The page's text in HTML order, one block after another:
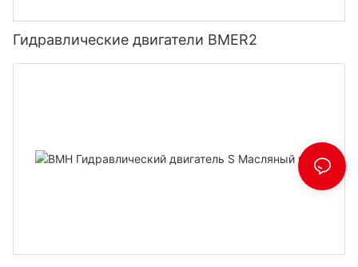
Гидравлические двигатели BMER2